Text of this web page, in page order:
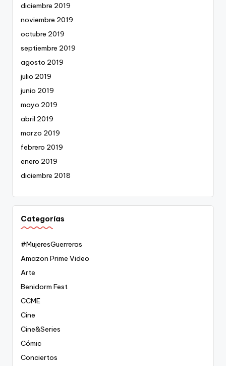
diciembre 2019
noviembre 2019
octubre 2019
septiembre 2019
agosto 2019
julio 2019
junio 2019
mayo 2019
abril 2019
marzo 2019
febrero 2019
enero 2019
diciembre 2018
Categorías
#MujeresGuerreras
Amazon Prime Video
Arte
Benidorm Fest
CCME
Cine
Cine&Series
Cómic
Conciertos